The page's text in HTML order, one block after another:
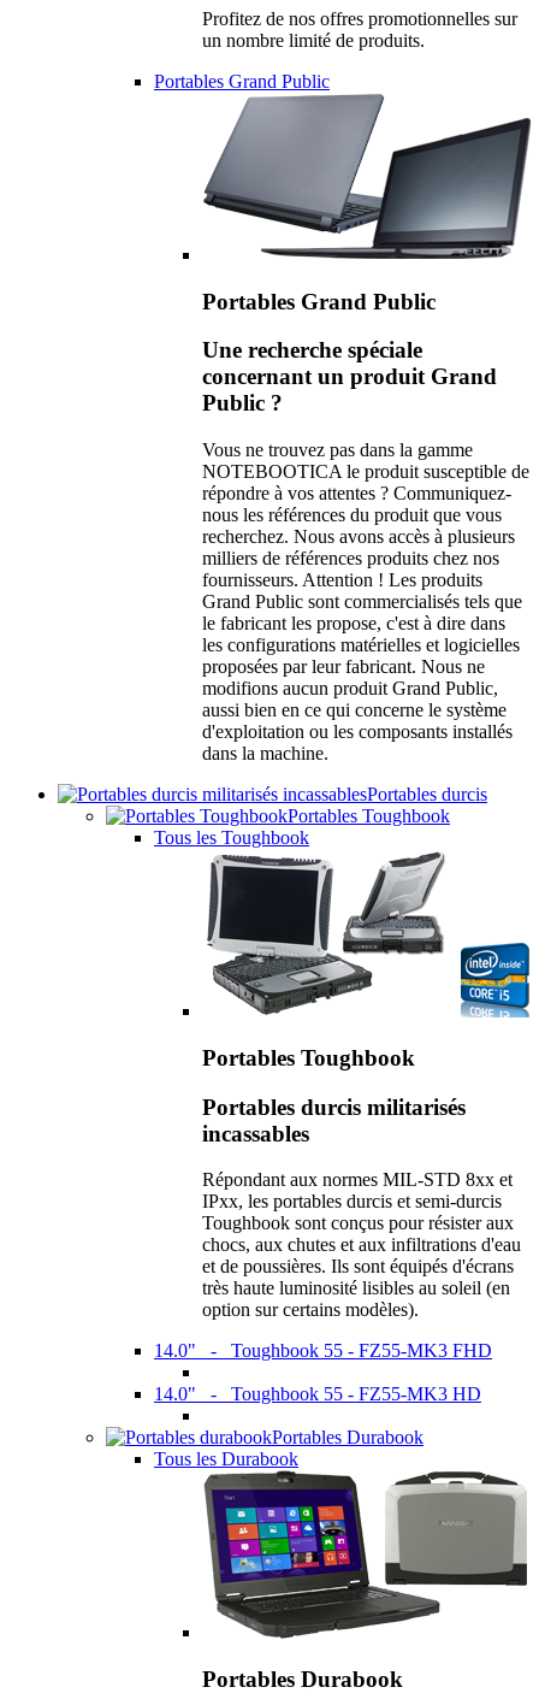
Profitez de nos offres promotionnelles sur
un nombre limité de produits.
Portables Grand Public
Portables Grand Public
Une recherche spéciale
concernant un produit Grand
Public ?
Vous ne trouvez pas dans la gamme
NOTEBOOTICA le produit susceptible de
répondre à vos attentes ? Communiquez-
nous les références du produit que vous
recherchez. Nous avons accès à plusieurs
milliers de références produits chez nos
fournisseurs. Attention ! Les produits
Grand Public sont commercialisés tels que
le fabricant les propose, c'est à dire dans
les configurations matérielles et logicielles
proposées par leur fabricant. Nous ne
modifions aucun produit Grand Public,
aussi bien en ce qui concerne le système
d'exploitation ou les composants installés
dans la machine.
Portables durcis
Portables Toughbook
Tous les Toughbook
Portables Toughbook
Portables durcis militarisés
incassables
Répondant aux normes MIL-STD 8xx et
IPxx, les portables durcis et semi-durcis
Toughbook sont conçus pour résister aux
chocs, aux chutes et aux infiltrations d'eau
et de poussières. Ils sont équipés d'écrans
très haute luminosité lisibles au soleil (en
option sur certains modèles).
14.0" - Toughbook 55 - FZ55-MK3 FHD
14.0" - Toughbook 55 - FZ55-MK3 HD
Portables Durabook
Tous les Durabook
Portables Durabook